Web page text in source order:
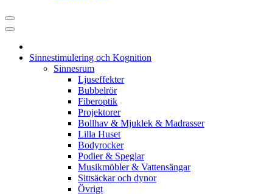
Sinnestimulering och Kognition
Sinnesrum
Ljuseffekter
Bubbelrör
Fiberoptik
Projektorer
Bollhav & Mjuklek & Madrasser
Lilla Huset
Bodyrocker
Podier & Speglar
Musikmöbler & Vattensängar
Sittsäckar och dynor
Övrigt